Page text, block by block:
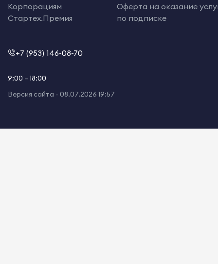
Корпорациям
Стартех.Премия
Оферта на оказание
по подписке
+7 (953) 146-08-70
9:00 – 18:00
Версия сайта - 08.07.2026 19:57